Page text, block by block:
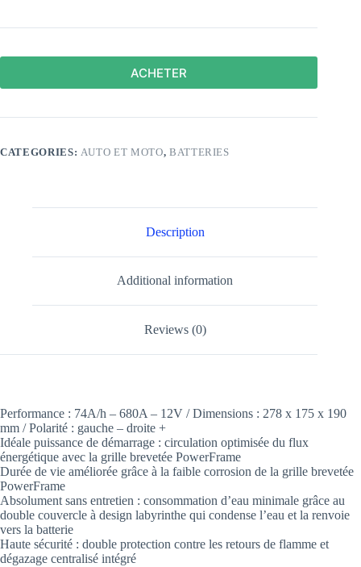
ACHETER
CATEGORIES: AUTO ET MOTO, BATTERIES
Description
Additional information
Reviews (0)
Performance : 74A/h – 680A – 12V / Dimensions : 278 x 175 x 190
mm / Polarité : gauche – droite +
Idéale puissance de démarrage : circulation optimisée du flux
énergétique avec la grille brevetée PowerFrame
Durée de vie améliorée grâce à la faible corrosion de la grille brevetée
PowerFrame
Absolument sans entretien : consommation d’eau minimale grâce au
double couvercle à design labyrinthe qui condense l’eau et la renvoie
vers la batterie
Haute sécurité : double protection contre les retours de flamme et
dégazage centralisé intégré